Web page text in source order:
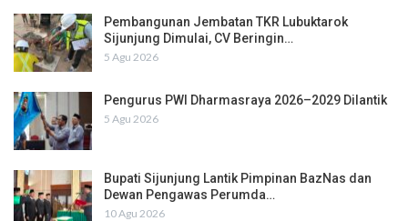
Pembangunan Jembatan TKR Lubuktarok
Sijunjung Dimulai, CV Beringin…
5 Agu 2026
Pengurus PWI Dharmasraya 2026–2029 Dilantik
5 Agu 2026
Bupati Sijunjung Lantik Pimpinan BazNas dan
Dewan Pengawas Perumda…
10 Agu 2026